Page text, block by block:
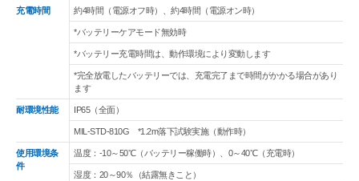
充電時間 約4時間（電源オフ時）、約4時間（電源オン時）
*バッテリーケアモード無効時
*バッテリー充電時間は、動作環境により変動します
*完全放電したバッテリーでは、充電完了まで時間がかかる場合があり
ます
耐環境性能 IP65（全面）
MIL-STD-810G *1.2m落下試験実施（動作時）
使用環境条
件
温度：-10～50℃（バッテリー稼働時）、0～40℃（充電時）
湿度：20～90％（結露無きこと）